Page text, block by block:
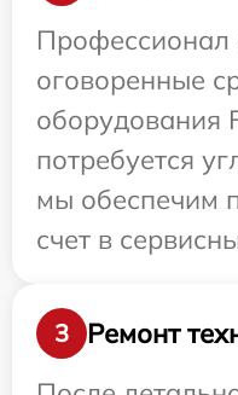
Профессионал
оговоренные
оборудования
потребуется
мы обеспечим
счет в
3
Ремонт